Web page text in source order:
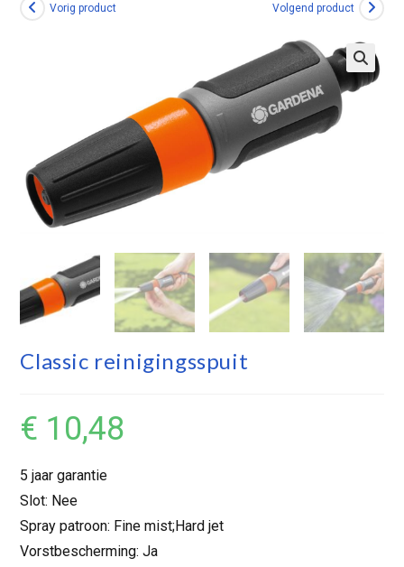
Vorig product Volgend product
Classic reinigingsspuit
€ 10,48
5 jaar garantie
Slot: Nee
Spray patroon: Fine mist;Hard jet
Vorstbescherming: Ja